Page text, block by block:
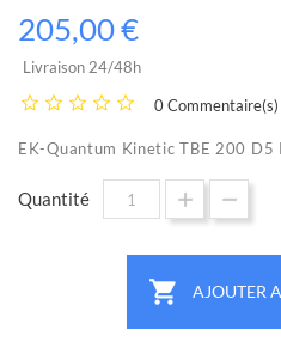
205,00 €
Livraison 24/48h
0 Commentaire(s)
EK-Quantum Kinetic TBE 200 D5
Quantité
 AJOUTER